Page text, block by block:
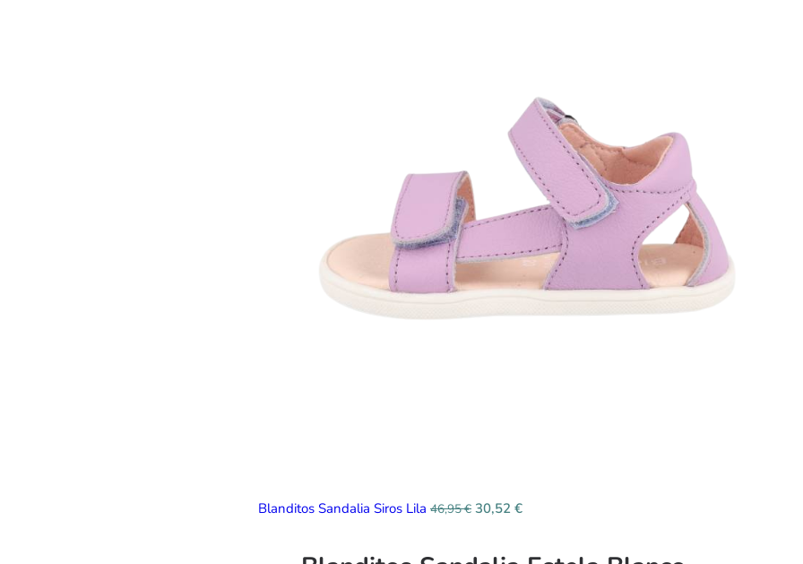
Blanditos Sandalia Siros Lila 46,95€ 30,52 €